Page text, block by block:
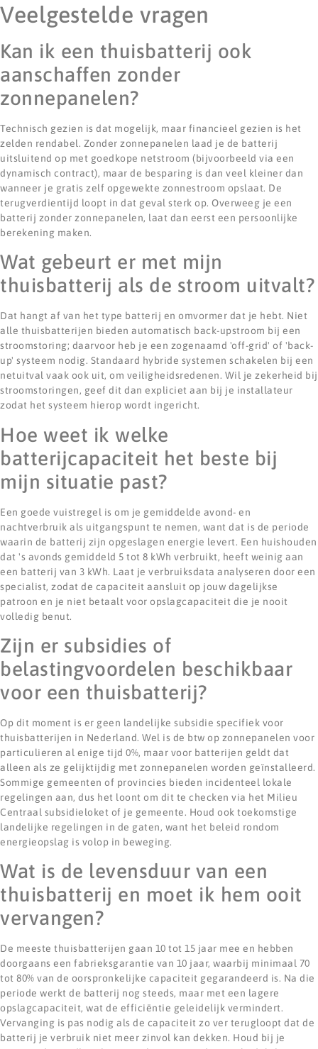
Veelgestelde vragen
Kan ik een thuisbatterij ook
aanschaffen zonder
zonnepanelen?
Technisch gezien is dat mogelijk, maar financieel gezien is het
zelden rendabel. Zonder zonnepanelen laad je de batterij
uitsluitend op met goedkope netstroom (bijvoorbeeld via een
dynamisch contract), maar de besparing is dan veel kleiner dan
wanneer je gratis zelf opgewekte zonnestroom opslaat. De
terugverdientijd loopt in dat geval sterk op. Overweeg je een
batterij zonder zonnepanelen, laat dan eerst een persoonlijke
berekening maken.
Wat gebeurt er met mijn
thuisbatterij als de stroom uitvalt?
Dat hangt af van het type batterij en omvormer dat je hebt. Niet
alle thuisbatterijen bieden automatisch back-upstroom bij een
stroomstoring; daarvoor heb je een zogenaamd 'off-grid' of 'back-
up' systeem nodig. Standaard hybride systemen schakelen bij een
netuitval vaak ook uit, om veiligheidsredenen. Wil je zekerheid bij
stroomstoringen, geef dit dan expliciet aan bij je installateur
zodat het systeem hierop wordt ingericht.
Hoe weet ik welke
batterijcapaciteit het beste bij
mijn situatie past?
Een goede vuistregel is om je gemiddelde avond- en
nachtverbruik als uitgangspunt te nemen, want dat is de periode
waarin de batterij zijn opgeslagen energie levert. Een huishouden
dat 's avonds gemiddeld 5 tot 8 kWh verbruikt, heeft weinig aan
een batterij van 3 kWh. Laat je verbruiksdata analyseren door een
specialist, zodat de capaciteit aansluit op jouw dagelijkse
patroon en je niet betaalt voor opslagcapaciteit die je nooit
volledig benut.
Zijn er subsidies of
belastingvoordelen beschikbaar
voor een thuisbatterij?
Op dit moment is er geen landelijke subsidie specifiek voor
thuisbatterijen in Nederland. Wel is de btw op zonnepanelen voor
particulieren al enige tijd 0%, maar voor batterijen geldt dat
alleen als ze gelijktijdig met zonnepanelen worden geïnstalleerd.
Sommige gemeenten of provincies bieden incidenteel lokale
regelingen aan, dus het loont om dit te checken via het Milieu
Centraal subsidieloket of je gemeente. Houd ook toekomstige
landelijke regelingen in de gaten, want het beleid rondom
energieopslag is volop in beweging.
Wat is de levensduur van een
thuisbatterij en moet ik hem ooit
vervangen?
De meeste thuisbatterijen gaan 10 tot 15 jaar mee en hebben
doorgaans een fabrieksgarantie van 10 jaar, waarbij minimaal 70
tot 80% van de oorspronkelijke capaciteit gegarandeerd is. Na die
periode werkt de batterij nog steeds, maar met een lagere
opslagcapaciteit, wat de efficiëntie geleidelijk vermindert.
Vervanging is pas nodig als de capaciteit zo ver terugloopt dat de
batterij je verbruik niet meer zinvol kan dekken. Houd bij je